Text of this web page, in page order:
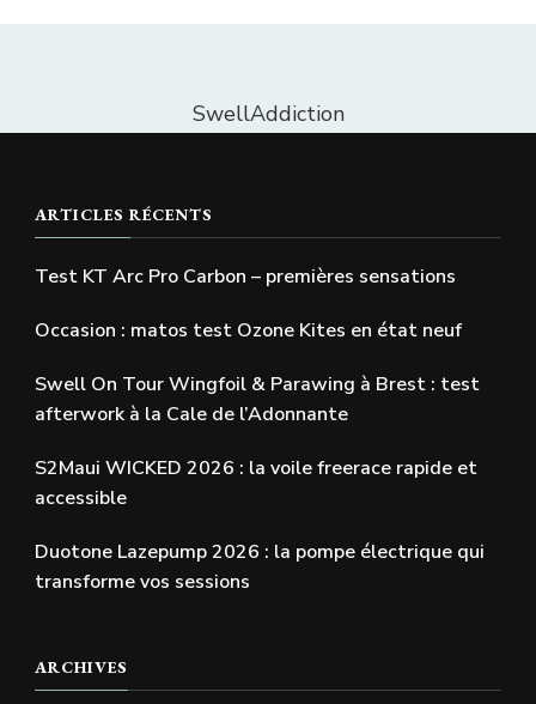
SwellAddiction
ARTICLES RÉCENTS
Test KT Arc Pro Carbon – premières sensations
Occasion : matos test Ozone Kites en état neuf
Swell On Tour Wingfoil & Parawing à Brest : test
afterwork à la Cale de l’Adonnante
S2Maui WICKED 2026 : la voile freerace rapide et
accessible
Duotone Lazepump 2026 : la pompe électrique qui
transforme vos sessions
ARCHIVES